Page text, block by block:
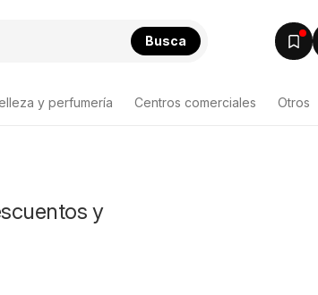
Busca
y perfumería Centros comerciales Otros
y